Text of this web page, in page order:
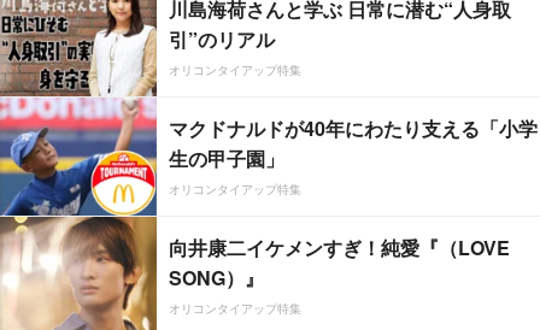
川島海荷さんと学ぶ 日常に潜む“人身取
引”のリアル
オリコンタイアップ特集
マクドナルドが40年にわたり支える「小学
生の甲子園」
オリコンタイアップ特集
向井康二イケメンすぎ！純愛『（LOVE
SONG）』
オリコンタイアップ特集